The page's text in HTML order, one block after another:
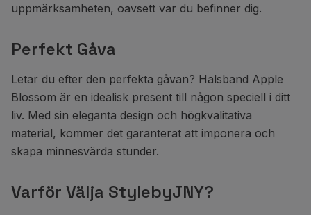
uppmärksamheten, oavsett var du befinner dig.
Perfekt Gåva
Letar du efter den perfekta gåvan? Halsband Apple
Blossom är en idealisk present till någon speciell i ditt
liv. Med sin eleganta design och högkvalitativa
material, kommer det garanterat att imponera och
skapa minnesvärda stunder.
Varför Välja StylebyJNY?